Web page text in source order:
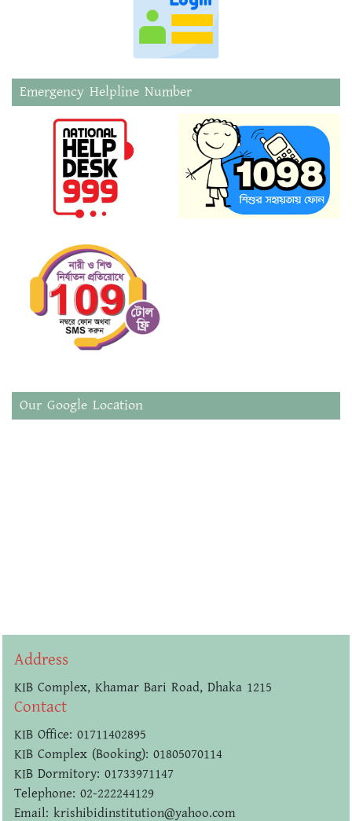
Emergency Helpline Number
Our Google Location
Address
KIB Complex, Khamar Bari Road, Dhaka 1215
Contact
KIB Office: 01711402895
KIB Complex (Booking): 01805070114
KIB Dormitory: 01733971147
Telephone: 02-222244129
Email: krishibidinstitution@yahoo.com